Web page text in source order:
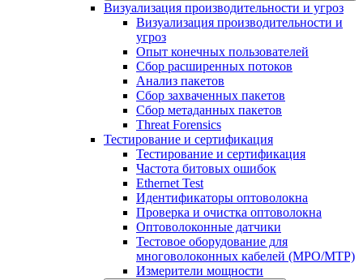
Визуализация производительности и угроз
Визуализация производительности и
угроз
Опыт конечных пользователей
Сбор расширенных потоков
Анализ пакетов
Сбор захваченных пакетов
Сбор метаданных пакетов
Threat Forensics
Тестирование и сертификация
Тестирование и сертификация
Частота битовых ошибок
Ethernet Test
Идентификаторы оптоволокна
Проверка и очистка оптоволокна
Оптоволоконные датчики
Тестовое оборудование для
многоволоконных кабелей (MPO/MTP)
Измерители мощности